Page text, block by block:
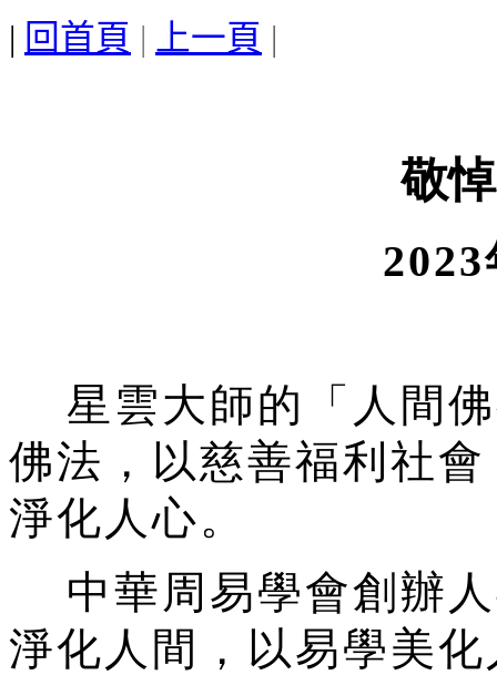
| 回首頁 | 上一頁 |
敬
星雲大師的「人間
佛法，以慈善福利社
淨化人心。
中華周易學會創辦
淨化人間，以易學美